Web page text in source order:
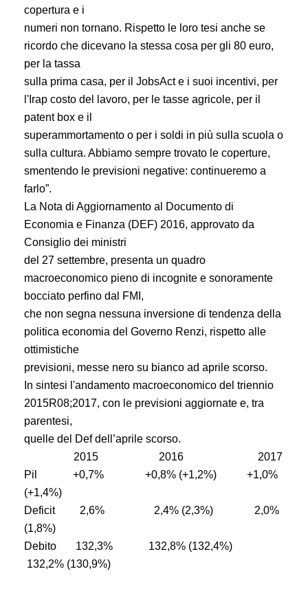
copertura e i
numeri non tornano. Rispetto le loro tesi anche se
ricordo che dicevano la stessa cosa per gli 80 euro,
per la tassa
sulla prima casa, per il JobsAct e i suoi incentivi, per
l'Irap costo del lavoro, per le tasse agricole, per il
patent box e il
superammortamento o per i soldi in più sulla scuola o
sulla cultura. Abbiamo sempre trovato le coperture,
smentendo le previsioni negative: continueremo a
farlo”.
La Nota di Aggiornamento al Documento di
Economia e Finanza (DEF) 2016, approvato da
Consiglio dei ministri
del 27 settembre, presenta un quadro
macroeconomico pieno di incognite e sonoramente
bocciato perfino dal FMI,
che non segna nessuna inversione di tendenza della
politica economia del Governo Renzi, rispetto alle
ottimistiche
previsioni, messe nero su bianco ad aprile scorso.
In sintesi l'andamento macroeconomico del triennio
2015R08;2017, con le previsioni aggiornate e, tra
parentesi,
quelle del Def dell’aprile scorso.
2015 2016 2017
Pil +0,7% +0,8% (+1,2%) +1,0%
(+1,4%)
Deficit 2,6% 2,4% (2,3%) 2,0%
(1,8%)
Debito 132,3% 132,8% (132,4%)
132,2% (130,9%)